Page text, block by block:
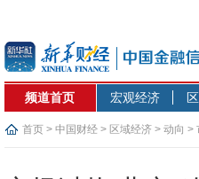
频道首页 宏观经济
首页 > 中国财经 > 区域经济 > 动向 >